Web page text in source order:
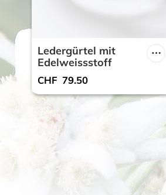
Ledergürtel mit
Edelweissstoff
CHF 79.50